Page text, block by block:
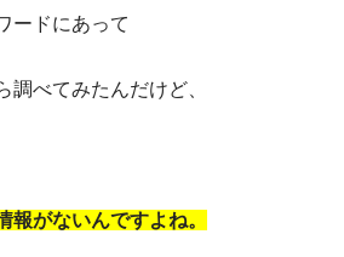
ードにあって
調べてみたんだけど、
報がないんですよね。